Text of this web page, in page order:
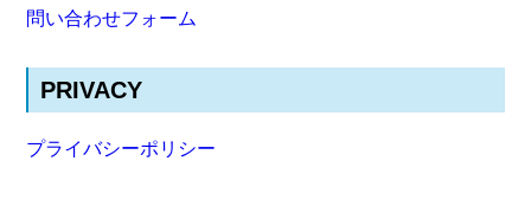
問い合わせフォーム
PRIVACY
プライバシーポリシー